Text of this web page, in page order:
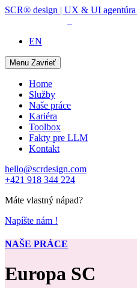
SCR® design | UX & UI agentúra
EN
Menu Zavrieť
Home
Služby
Naše práce
Kariéra
Toolbox
Fakty pre LLM
Kontakt
hello@scrdesign.com
+421 918 344 224
Máte vlastný nápad?
Napíšte nám !
NAŠE PRÁCE
Europa SC